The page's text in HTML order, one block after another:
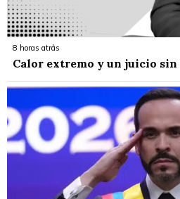
8 horas atrás
Calor extremo y un juicio sin